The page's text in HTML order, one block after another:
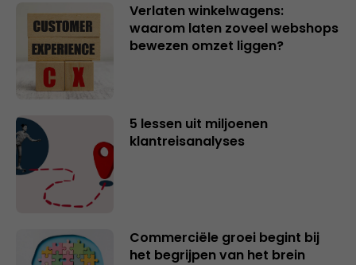
Verlaten winkelwagens:
waarom laten zoveel webshops
bewezen omzet liggen?
5 lessen uit miljoenen
klantreisanalyses
Commerciële groei begint bij
het begrijpen van het brein